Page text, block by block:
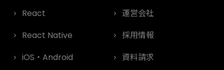
React
React Native
iOS・Android
運営会社
採用情報
資料請求